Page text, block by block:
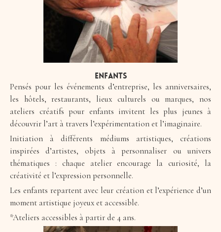
Enfants
Pensés pour les événements d’entreprise, les anniversaires,
les hôtels, restaurants, lieux culturels ou marques, nos
ateliers créatifs pour enfants invitent les plus jeunes à
découvrir l’art à travers l’expérimentation et l’imaginaire.
Initiation à différents médiums artistiques, créations
inspirées d’artistes, objets à personnaliser ou univers
thématiques : chaque atelier encourage la curiosité, la
créativité et l’expression personnelle.
Les enfants repartent avec leur création et l’expérience d’un
moment artistique joyeux et accessible.
*Ateliers accessibles à partir de 4 ans.